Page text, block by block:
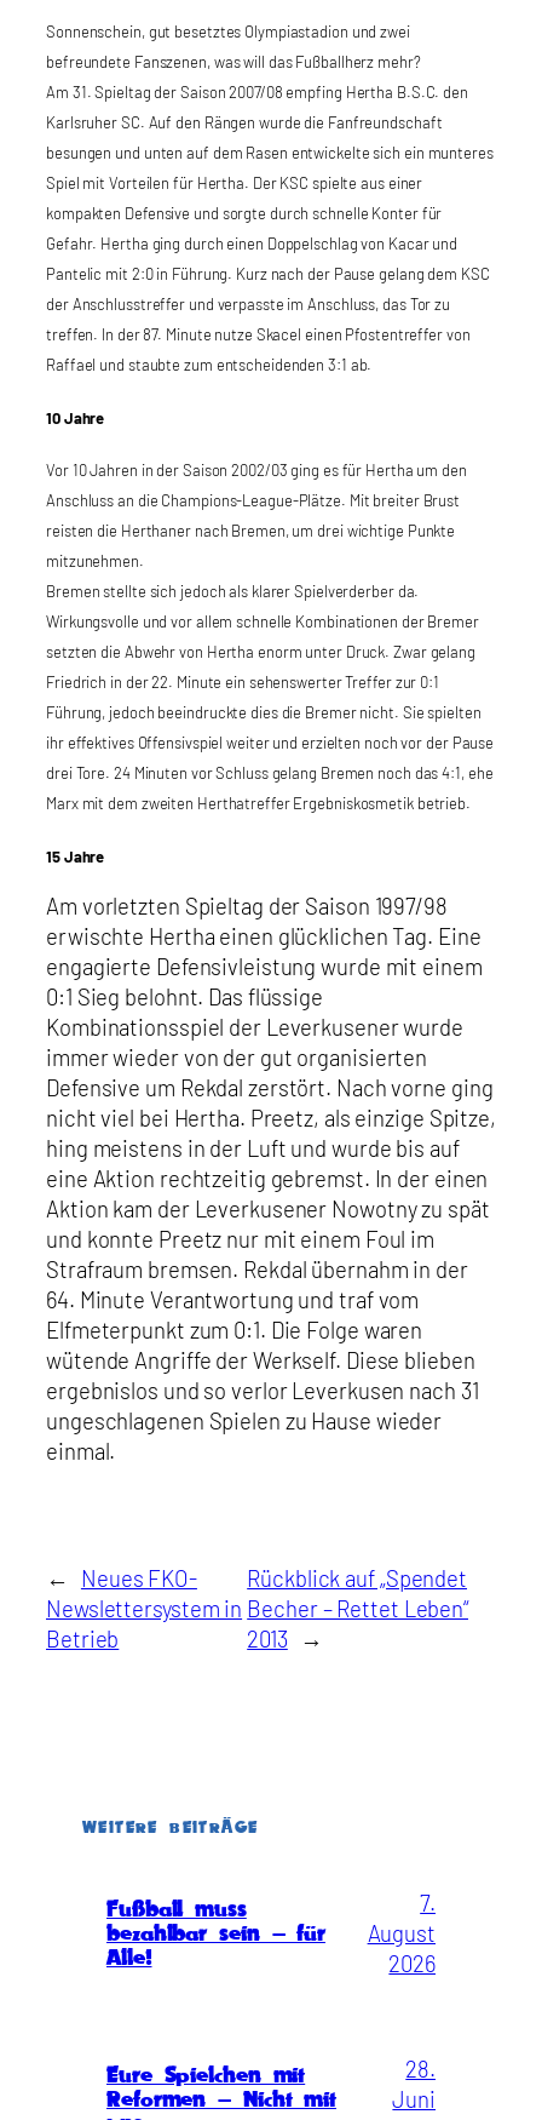
Sonnenschein, gut besetztes Olympiastadion und zwei
befreundete Fanszenen, was will das Fußballherz mehr?
Am 31. Spieltag der Saison 2007/08 empfing Hertha B.S.C. den
Karlsruher SC. Auf den Rängen wurde die Fanfreundschaft
besungen und unten auf dem Rasen entwickelte sich ein munteres
Spiel mit Vorteilen für Hertha. Der KSC spielte aus einer
kompakten Defensive und sorgte durch schnelle Konter für
Gefahr. Hertha ging durch einen Doppelschlag von Kacar und
Pantelic mit 2:0 in Führung. Kurz nach der Pause gelang dem KSC
der Anschlusstreffer und verpasste im Anschluss, das Tor zu
treffen. In der 87. Minute nutze Skacel einen Pfostentreffer von
Raffael und staubte zum entscheidenden 3:1 ab.
10 Jahre
Vor 10 Jahren in der Saison 2002/03 ging es für Hertha um den
Anschluss an die Champions-League-Plätze. Mit breiter Brust
reisten die Herthaner nach Bremen, um drei wichtige Punkte
mitzunehmen.
Bremen stellte sich jedoch als klarer Spielverderber da.
Wirkungsvolle und vor allem schnelle Kombinationen der Bremer
setzten die Abwehr von Hertha enorm unter Druck. Zwar gelang
Friedrich in der 22. Minute ein sehenswerter Treffer zur 0:1
Führung, jedoch beeindruckte dies die Bremer nicht. Sie spielten
ihr effektives Offensivspiel weiter und erzielten noch vor der Pause
drei Tore. 24 Minuten vor Schluss gelang Bremen noch das 4:1, ehe
Marx mit dem zweiten Herthatreffer Ergebniskosmetik betrieb.
15 Jahre
Am vorletzten Spieltag der Saison 1997/98
erwischte Hertha einen glücklichen Tag. Eine
engagierte Defensivleistung wurde mit einem
0:1 Sieg belohnt. Das flüssige
Kombinationsspiel der Leverkusener wurde
immer wieder von der gut organisierten
Defensive um Rekdal zerstört. Nach vorne ging
nicht viel bei Hertha. Preetz, als einzige Spitze,
hing meistens in der Luft und wurde bis auf
eine Aktion rechtzeitig gebremst. In der einen
Aktion kam der Leverkusener Nowotny zu spät
und konnte Preetz nur mit einem Foul im
Strafraum bremsen. Rekdal übernahm in der
64. Minute Verantwortung und traf vom
Elfmeterpunkt zum 0:1. Die Folge waren
wütende Angriffe der Werkself. Diese blieben
ergebnislos und so verlor Leverkusen nach 31
ungeschlagenen Spielen zu Hause wieder
einmal.
←
Neues FKO-
Newslettersystem in
Betrieb
Rückblick auf „Spendet
Becher – Rettet Leben“
2013
→
WEITERE BEITRÄGE
Fußball muss
bezahlbar sein – für
Alle!
7.
August
2026
Eure Spielchen mit
Reformen – Nicht mit
28.
Juni